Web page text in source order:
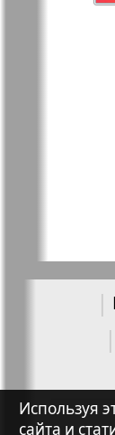
Используя
сайта и